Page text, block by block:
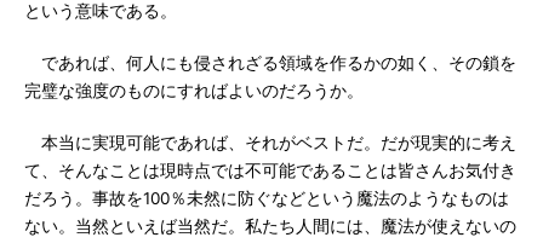
という意味である。
であれば、何人にも侵されざる領域を作るかの如く、その鎖を
完璧な強度のものにすればよいのだろうか。
本当に実現可能であれば、それがベストだ。だが現実的に考え
て、そんなことは現時点では不可能であることは皆さんお気付き
だろう。事故を100％未然に防ぐなどという魔法のようなものは
ない。当然といえば当然だ。私たち人間には、魔法が使えないの